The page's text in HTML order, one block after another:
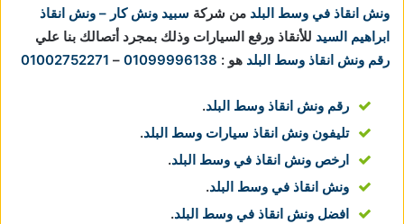
ونش انقاذ في وسط البلد من شركة سبيد ونش كار – ونش انقاذ
ابراهيم السيد للأنقاذ ورفع السيارات وذلك بمجرد أتصالك بنا علي
رقم ونش انقاذ وسط البلد هو : 01099996138
–
01002752271
رقم ونش انقاذ وسط البلد.
تليفون ونش انقاذ سيارات وسط البلد.
ارخص ونش انقاذ في وسط البلد.
ونش انقاذ في وسط البلد.
افضل ونش انقاذ في وسط البلد.